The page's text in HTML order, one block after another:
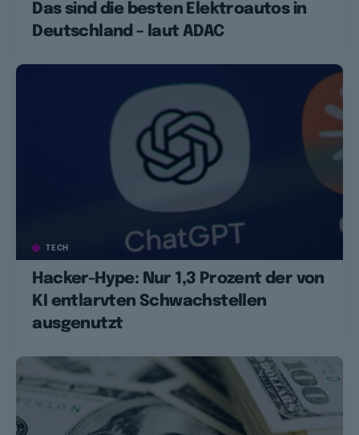
Das sind die besten Elektroautos in
Deutschland – laut ADAC
TECH
Hacker-Hype: Nur 1,3 Prozent der von
KI entlarvten Schwachstellen
ausgenutzt